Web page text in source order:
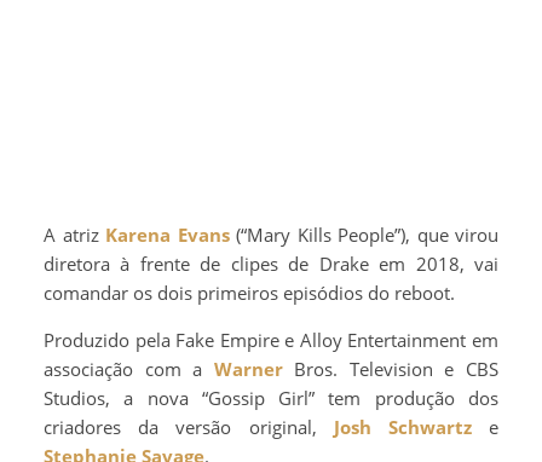
A atriz Karena Evans(“Mary Kills People”), que virou
diretora à frente de clipes de Drake em 2018, vai
comandar os dois primeiros episódios do reboot.
Produzido pela Fake Empire e Alloy Entertainment em
associação com a WarnerBros. Television e CBS
Studios, a nova “Gossip Girl” tem produção dos
criadores da versão original, Josh Schwartze
Stephanie Savage.